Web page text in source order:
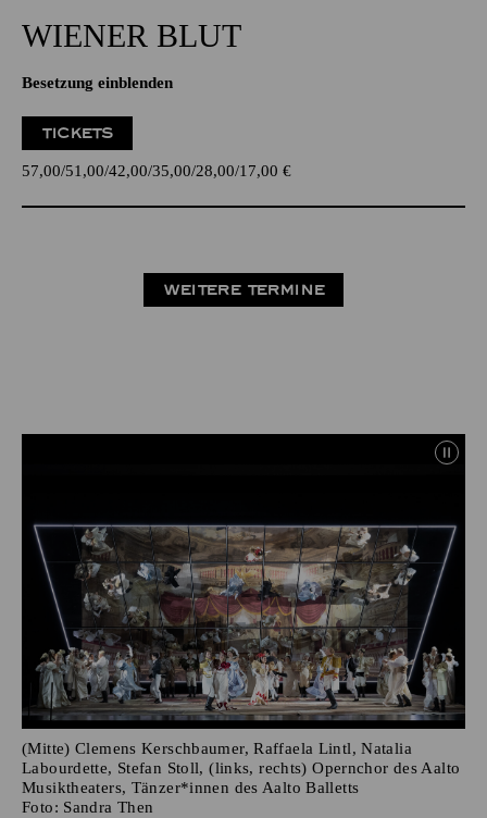
WIENER BLUT
Besetzung einblenden
TICKETS
57,00 51,00 42,00 35,00 28,00 17,00 €
WEITERE TERMINE
(Mitte) Clemens Kerschbaumer, Raffaela Lintl, Natalia
Labourdette, Stefan Stoll, (links, rechts) Opernchor des Aalto
Musiktheaters, Tänzer*innen des Aalto Balletts
Foto: Sandra Then